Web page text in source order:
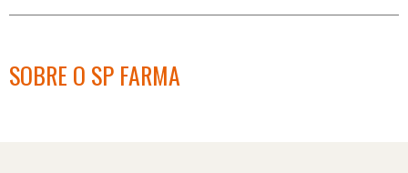
SOBRE O SP FARMA